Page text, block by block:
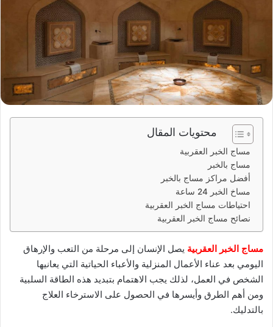
إ
ل
ك
ت
و
ن
ي
محتويات المقال
مساج الخبر العقربية
مساج بالخبر
أفضل مراكز مساج بالخبر
مساخ الخبر 24 ساعة
احتياطات مساج الخبر العقربية
نصائح مساج الخبر العقربية
مساج الخبر العقربية يصل الإنسان إلى مرحلة من التعب والإرهاق
اليومي بعد عناء الأعمال المنزلية والأعباء الحياتية التي يعانيها
الشخص في العمل، لذلك يجب الاهتمام بتبديد هذه الطاقة السلبية
ومن أهم الطرق وأيسرها في الحصول على الاسترخاء العلاج
بالتدليك.